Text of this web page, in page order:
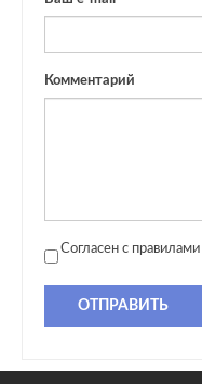
Комментарий
Согласен с правилами
ОТПРАВИТЬ